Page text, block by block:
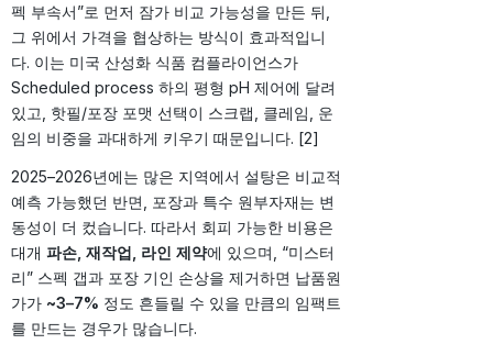
펙 부속서”로 먼저 잠가 비교 가능성을 만든 뒤,
그 위에서 가격을 협상하는 방식이 효과적입니
다. 이는 미국 산성화 식품 컴플라이언스가
Scheduled process 하의 평형 pH 제어에 달려
있고, 핫필/포장 포맷 선택이 스크랩, 클레임, 운
임의 비중을 과대하게 키우기 때문입니다. [2]
2025–2026년에는 많은 지역에서 설탕은 비교적
예측 가능했던 반면, 포장과 특수 원부자재는 변
동성이 더 컸습니다. 따라서 회피 가능한 비용은
대개 파손, 재작업, 라인 제약에 있으며, “미스터
리” 스펙 갭과 포장 기인 손상을 제거하면 납품원
가가 ~3–7% 정도 흔들릴 수 있을 만큼의 임팩트
를 만드는 경우가 많습니다.